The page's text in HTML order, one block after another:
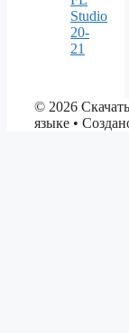
Studio
20-
21
© 2026
языке •